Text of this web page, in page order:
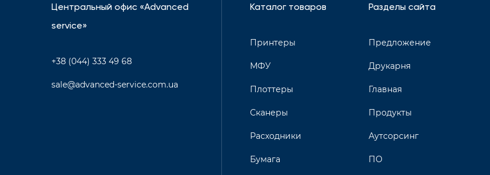
Центральный офис «Advanced
service»
+38 (044) 333 49 68
sale@advanced-service.com.ua
Каталог товаров
Принтеры
МФУ
Плоттеры
Сканеры
Расходники
Бумага
Разделы сайта
Предложение
Друкарня
Главная
Продукты
Аутсорсинг
ПО